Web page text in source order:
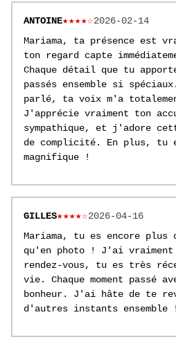
ANTOINE★★★★☆2026-02-14
Mariama, ta présence est
ton regard capte
Chaque détail que tu
passés ensemble si
parlé, ta voix m'a
J'apprécie vraiment ton
sympathique, et j'adore
de complicité. En plus, tu
magnifique !
GILLES★★★★☆2026-04-16
Mariama, tu es encore plus
qu'en photo ! J'ai vraiment
rendez-vous, tu es très
vie. Chaque moment passé
bonheur. J'ai hâte de te
d'autres instants ensemble !